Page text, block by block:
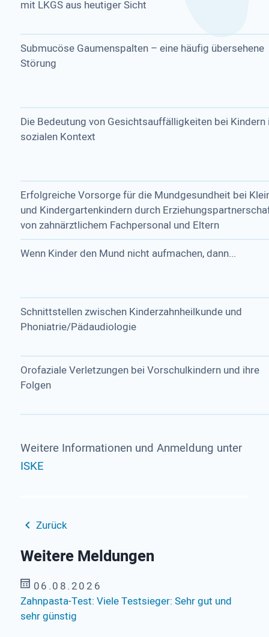
mit LKGS aus heutiger Sicht
Submucöse Gaumenspalten – eine häufig übersehene
Störung
Die Bedeutung von Gesichtsauffälligkeiten bei Kindern
sozialen Kontext
Erfolgreiche Vorsorge für die Mundgesundheit bei
und Kindergartenkindern durch
von zahnärztlichem Fachpersonal und Eltern
Wenn Kinder den Mund nicht aufmachen, dann...
Schnittstellen zwischen Kinderzahnheilkunde und
Phoniatrie/Pädaudiologie
Orofaziale Verletzungen bei Vorschulkindern und ihre
Folgen
Weitere Informationen und Anmeldung unter
ISKE
Zurück
Weitere Meldungen
06.08.2026
Zahnpasta-Test: Viele Testsieger: Sehr gut und
sehr günstig